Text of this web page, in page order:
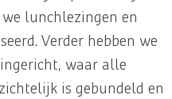
lunchlezingen en
Verder hebben we
waar alle
is gebundeld en